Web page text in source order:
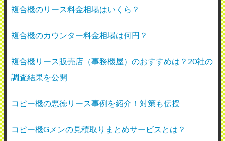
複合機のリース料金相場はいくら？
複合機のカウンター料金相場は何円？
複合機リース販売店（事務機屋）のおすすめは？20社の
調査結果を公開
コピー機の悪徳リース事例を紹介！対策も伝授
コピー機Gメンの見積取りまとめサービスとは？